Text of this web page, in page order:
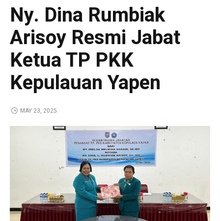
Ny. Dina Rumbiak
Arisoy Resmi Jabat
Ketua TP PKK
Kepulauan Yapen
MAY 23, 2025